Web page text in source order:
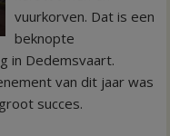
vuurkorven. Dat is een
beknopte
in Dedemsvaart.
van dit jaar was
succes.